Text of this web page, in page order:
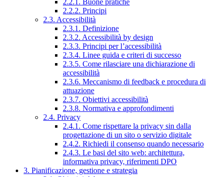
2.2.2. Principi
2.3. Accessibilità
2.3.1. Definizione
2.3.2. Accessibilità by design
2.3.3. Principi per l’accessibilità
2.3.4. Linee guida e criteri di successo
2.3.5. Come rilasciare una dichiarazione di
accessibilità
2.3.6. Meccanismo di feedback e procedura di
attuazione
2.3.7. Obiettivi accessibilità
2.3.8. Normativa e approfondimenti
2.4. Privacy
2.4.1. Come rispettare la privacy sin dalla
progettazione di un sito o servizio digitale
2.4.2. Richiedi il consenso quando necessario
2.4.3. Le basi del sito web: architettura,
informativa privacy, riferimenti DPO
3. Pianificazione, gestione e strategia